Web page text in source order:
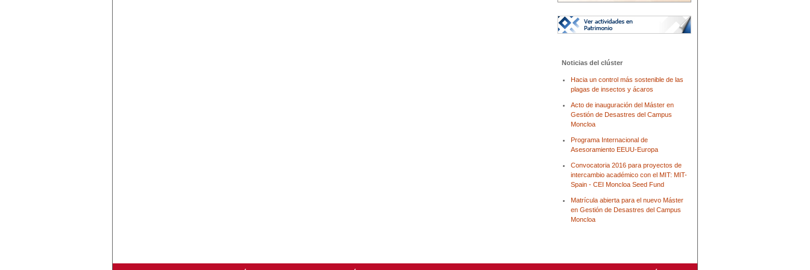
Noticias del clúster
Hacia un control más sostenible de las
plagas de insectos y ácaros
Acto de inauguración del Máster en
Gestión de Desastres del Campus
Moncloa
Programa Internacional de
Asesoramiento EEUU-Europa
Convocatoria 2016 para proyectos de
intercambio académico con el MIT: MIT-
Spain - CEI Moncloa Seed Fund
Matrícula abierta para el nuevo Máster
en Gestión de Desastres del Campus
Moncloa